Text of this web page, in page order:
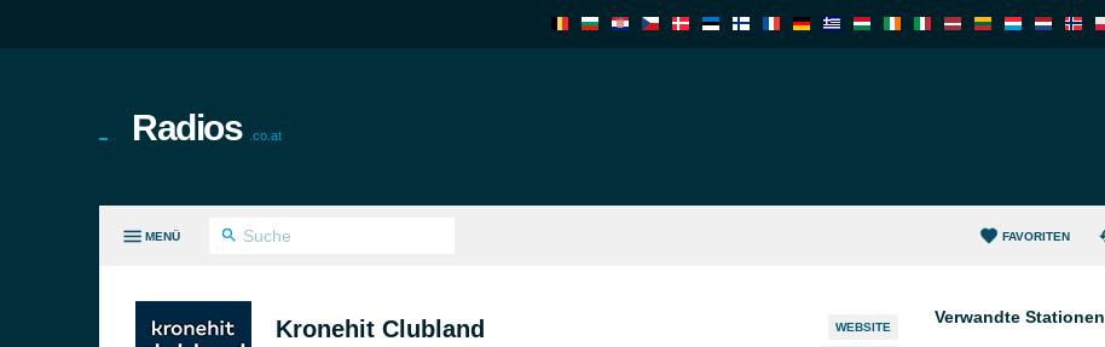
Radios .co.at
MENÜ FAVORITEN
Kronehit Clubland WEBSITE
Verwandte Stationen